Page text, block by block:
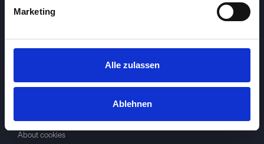
Marketing
Alle zulassen
Ablehnen
About cookies